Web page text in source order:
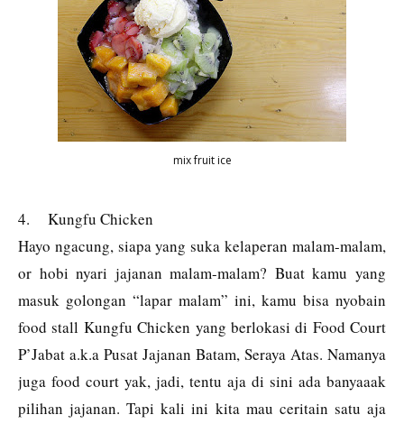
mix fruit ice
4.
Kungfu Chicken
Hayo ngacung, siapa yang suka kelaperan malam-malam,
or hobi nyari jajanan malam-malam? Buat kamu yang
masuk golongan “lapar malam” ini, kamu bisa nyobain
food stall Kungfu Chicken yang berlokasi di Food Court
P’Jabat a.k.a Pusat Jajanan Batam, Seraya Atas. Namanya
juga food court yak, jadi, tentu aja di sini ada banyaaak
pilihan jajanan. Tapi kali ini kita mau ceritain satu aja